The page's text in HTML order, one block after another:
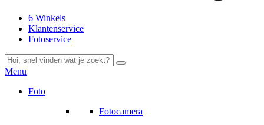
6 Winkels
Klantenservice
Fotoservice
Menu
Foto
Fotocamera